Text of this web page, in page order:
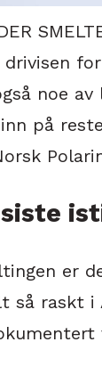
drivisen
noe
på
er
så raskt i